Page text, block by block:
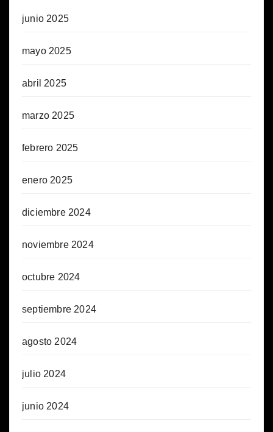
junio 2025
mayo 2025
abril 2025
marzo 2025
febrero 2025
enero 2025
diciembre 2024
noviembre 2024
octubre 2024
septiembre 2024
agosto 2024
julio 2024
junio 2024